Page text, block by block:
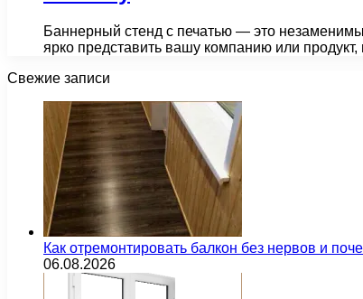
Баннерный стенд с печатью — это
ярко представить вашу компанию или
Свежие записи
Как отремонтировать балкон без нервов и
06.08.2026